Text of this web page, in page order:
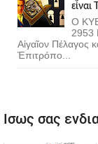
εἶναι
Ο
2953
Αἰγαῖον Πέλαγος
Ἐπιτρόπο...